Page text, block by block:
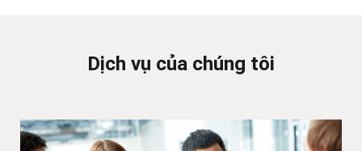
Dịch vụ của chúng tôi